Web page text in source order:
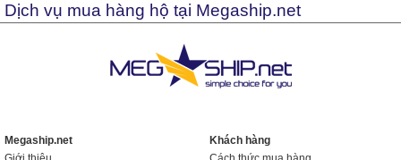
Dịch vụ mua hàng hộ tại Megaship.net
Megaship.net
Khách hàng